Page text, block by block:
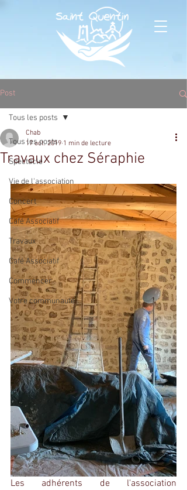
Post
Tous les posts
Spectacle
Vie de l'association
Concert
Café Associatif
Travaux
Café Associatif
Commencer
Votre communauté
Tous les posts
Travaux chez Séraphie
Chab
17 oct. 2019 1 min de lecture
Les adhérents de l'association